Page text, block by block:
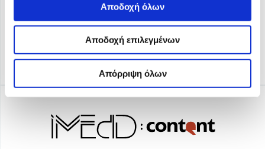
Αποδοχή όλων
Αποδοχή επιλεγμένων
Απόρριψη όλων